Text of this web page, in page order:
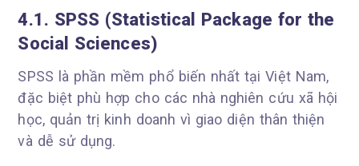
4.1. SPSS (Statistical Package for the
Social Sciences)
SPSS là phần mềm phổ biến nhất tại Việt Nam,
đặc biệt phù hợp cho các nhà nghiên cứu xã hội
học, quản trị kinh doanh vì giao diện thân thiện
và dễ sử dụng.